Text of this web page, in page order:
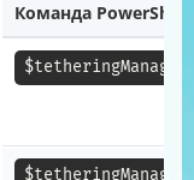
Команда PowerShell